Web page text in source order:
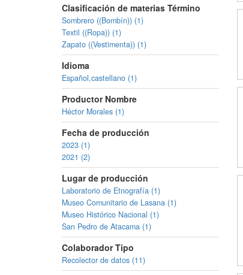
Clasificación de materias Término
Sombrero ((Bombín)) (1)
Textil ((Ropa)) (1)
Zapato ((Vestimenta)) (1)
Idioma
Español,castellano (1)
Productor Nombre
Héctor Morales (1)
Fecha de producción
2023 (1)
2021 (2)
Lugar de producción
Laboratorio de Etnografía (1)
Museo Comunitario de Lasana (1)
Museo Histórico Nacional (1)
San Pedro de Atacama (1)
Colaborador Tipo
Recolector de datos (11)